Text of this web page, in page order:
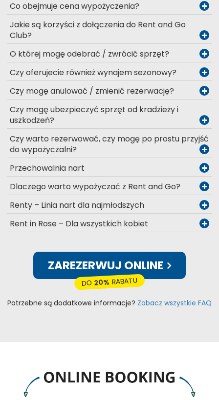
Co obejmuje cena wypożyczenia?
Jakie są korzyści z dołączenia do Rent and Go
Club?
O której mogę odebrać / zwrócić sprzęt?
Czy oferujecie również wynajem sezonowy?
Czy mogę anulować / zmienić rezerwację?
Czy mogę ubezpieczyć sprzęt od kradzieży i
uszkodzeń?
Czy warto rezerwować, czy mogę po prostu przyjść
do wypożyczalni?
Przechowalnia nart
Dlaczego warto wypożyczać z Rent and Go?
Renty – Linia nart dla najmłodszych
Rent in Rose – Dla wszystkich kobiet
ZAREZERWUJ ONLINE
DO20% RABATU
Potrzebne są dodatkowe informacje? Zobacz wszystkie FAQ